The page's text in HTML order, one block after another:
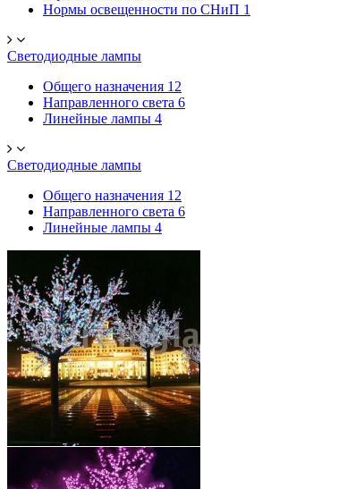
Нормы освещенности по СНиП 1
Светодиодные лампы
Общего назначения 12
Направленного света 6
Линейные лампы 4
Светодиодные лампы
Общего назначения 12
Направленного света 6
Линейные лампы 4